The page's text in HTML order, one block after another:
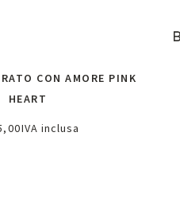
CON AMORE PINK
HEART
IVA inclusa